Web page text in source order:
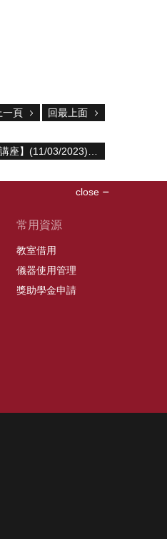
一頁 回最上面
close
常用資源
教室借用
儀器使用管理
獎助學金申請